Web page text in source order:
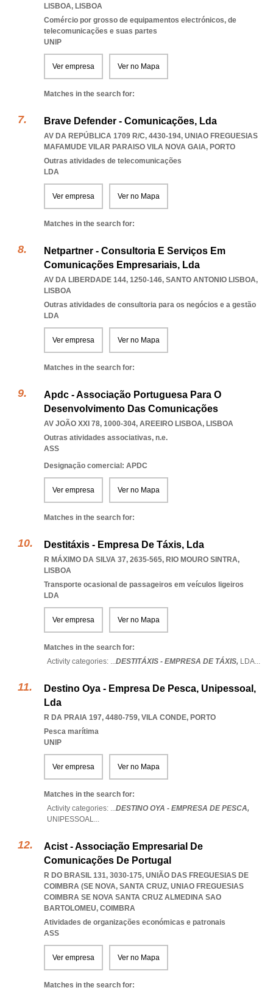
LISBOA, LISBOA
Comércio por grosso de equipamentos electrónicos, de
telecomunicações e suas partes
UNIP
Ver empresa Ver no Mapa
Matches in the search for:
Brave Defender - Comunicações, Lda
AV DA REPÚBLICA 1709 R/C, 4430-194, UNIAO FREGUESIAS
MAFAMUDE VILAR PARAISO VILA NOVA GAIA, PORTO
Outras atividades de telecomunicações
LDA
Ver empresa Ver no Mapa
Matches in the search for:
Netpartner - Consultoria E Serviços Em
Comunicações Empresariais, Lda
AV DA LIBERDADE 144, 1250-146, SANTO ANTONIO LISBOA,
LISBOA
Outras atividades de consultoria para os negócios e a gestão
LDA
Ver empresa Ver no Mapa
Matches in the search for:
Apdc - Associação Portuguesa Para O
Desenvolvimento Das Comunicações
AV JOÃO XXI 78, 1000-304, AREEIRO LISBOA, LISBOA
Outras atividades associativas, n.e.
ASS
Designação comercial: APDC
Ver empresa Ver no Mapa
Matches in the search for:
Destitáxis - Empresa De Táxis, Lda
R MÁXIMO DA SILVA 37, 2635-565, RIO MOURO SINTRA,
LISBOA
Transporte ocasional de passageiros em veículos ligeiros
LDA
Ver empresa Ver no Mapa
Matches in the search for:
Activity categories: ...DESTITÁXIS - EMPRESA DE TÁXIS, LDA...
Destino Oya - Empresa De Pesca, Unipessoal,
Lda
R DA PRAIA 197, 4480-759, VILA CONDE, PORTO
Pesca marítima
UNIP
Ver empresa Ver no Mapa
Matches in the search for:
Activity categories: ...DESTINO OYA - EMPRESA DE PESCA,
UNIPESSOAL...
Acist - Associação Empresarial De
Comunicações De Portugal
R DO BRASIL 131, 3030-175, UNIÃO DAS FREGUESIAS DE
COIMBRA (SE NOVA, SANTA CRUZ, UNIAO FREGUESIAS
COIMBRA SE NOVA SANTA CRUZ ALMEDINA SAO
BARTOLOMEU, COIMBRA
Atividades de organizações económicas e patronais
ASS
Ver empresa Ver no Mapa
Matches in the search for: